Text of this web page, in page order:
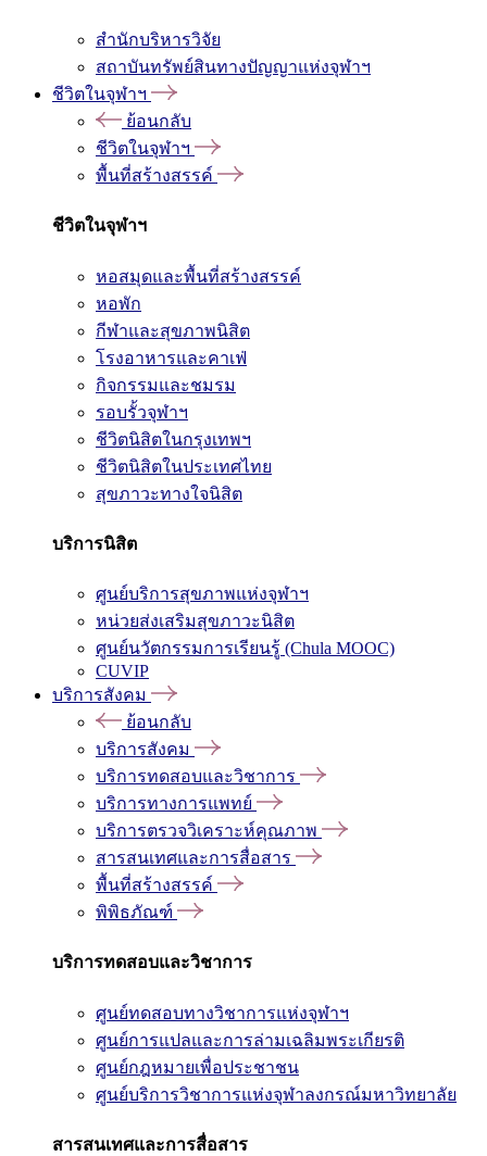
สำนักบริหารวิจัย
สถาบันทรัพย์สินทางปัญญาแห่งจุฬาฯ
ชีวิตในจุฬาฯ
ย้อนกลับ
ชีวิตในจุฬาฯ
พื้นที่สร้างสรรค์
ชีวิตในจุฬาฯ
หอสมุดและพื้นที่สร้างสรรค์
หอพัก
กีฬาและสุขภาพนิสิต
โรงอาหารและคาเฟ่
กิจกรรมและชมรม
รอบรั้วจุฬาฯ
ชีวิตนิสิตในกรุงเทพฯ
ชีวิตนิสิตในประเทศไทย
สุขภาวะทางใจนิสิต
บริการนิสิต
ศูนย์บริการสุขภาพแห่งจุฬาฯ
หน่วยส่งเสริมสุขภาวะนิสิต
ศูนย์นวัตกรรมการเรียนรู้ (Chula MOOC)
CUVIP
บริการสังคม
ย้อนกลับ
บริการสังคม
บริการทดสอบและวิชาการ
บริการทางการแพทย์
บริการตรวจวิเคราะห์คุณภาพ
สารสนเทศและการสื่อสาร
พื้นที่สร้างสรรค์
พิพิธภัณฑ์
บริการทดสอบและวิชาการ
ศูนย์ทดสอบทางวิชาการแห่งจุฬาฯ
ศูนย์การแปลและการล่ามเฉลิมพระเกียรติ
ศูนย์กฎหมายเพื่อประชาชน
ศูนย์บริการวิชาการแห่งจุฬาลงกรณ์มหาวิทยาลัย
สารสนเทศและการสื่อสาร